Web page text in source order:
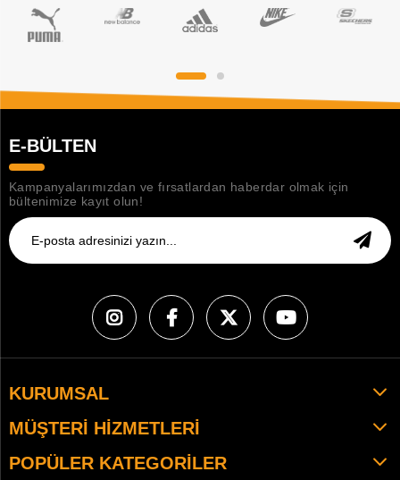
E-BÜLTEN
Kampanyalarımızdan ve fırsatlardan haberdar olmak için
bültenimize kayıt olun!
KURUMSAL
MÜŞTERI HIZMETLERI
POPÜLER KATEGORILER